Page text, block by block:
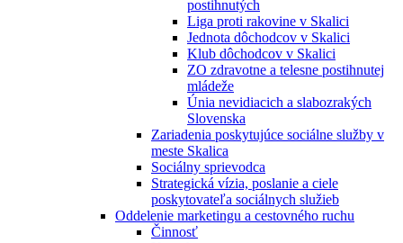
postihnutých
Liga proti rakovine v Skalici
Jednota dôchodcov v Skalici
Klub dôchodcov v Skalici
ZO zdravotne a telesne postihnutej
mládeže
Únia nevidiacich a slabozrakých
Slovenska
Zariadenia poskytujúce sociálne služby v
meste Skalica
Sociálny sprievodca
Strategická vízia, poslanie a ciele
poskytovateľa sociálnych služieb
Oddelenie marketingu a cestovného ruchu
Činnosť